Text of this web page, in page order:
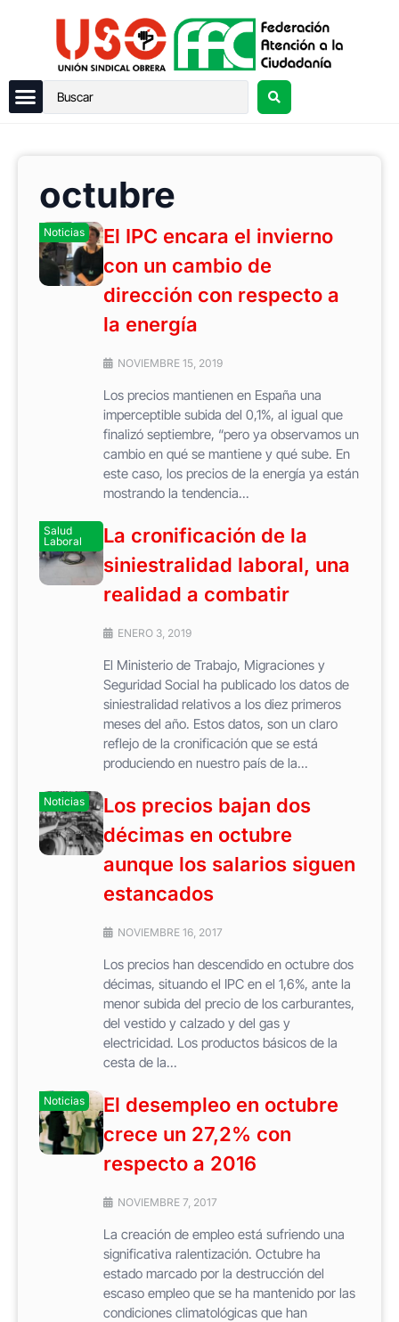
octubre
Noticias
El IPC encara el invierno
con un cambio de
dirección con respecto a
la energía
NOVIEMBRE 15, 2019
Los precios mantienen en España una
imperceptible subida del 0,1%, al igual que
finalizó septiembre, “pero ya observamos un
cambio en qué se mantiene y qué sube. En
este caso, los precios de la energía ya están
mostrando la tendencia...
Salud
Laboral
La cronificación de la
siniestralidad laboral, una
realidad a combatir
ENERO 3, 2019
El Ministerio de Trabajo, Migraciones y
Seguridad Social ha publicado los datos de
siniestralidad relativos a los diez primeros
meses del año. Estos datos, son un claro
reflejo de la cronificación que se está
produciendo en nuestro país de la...
Noticias
Los precios bajan dos
décimas en octubre
aunque los salarios siguen
estancados
NOVIEMBRE 16, 2017
Los precios han descendido en octubre dos
décimas, situando el IPC en el 1,6%, ante la
menor subida del precio de los carburantes,
del vestido y calzado y del gas y
electricidad. Los productos básicos de la
cesta de la...
Noticias
El desempleo en octubre
crece un 27,2% con
respecto a 2016
NOVIEMBRE 7, 2017
La creación de empleo está sufriendo una
significativa ralentización. Octubre ha
estado marcado por la destrucción del
escaso empleo que se ha mantenido por las
condiciones climatológicas que han